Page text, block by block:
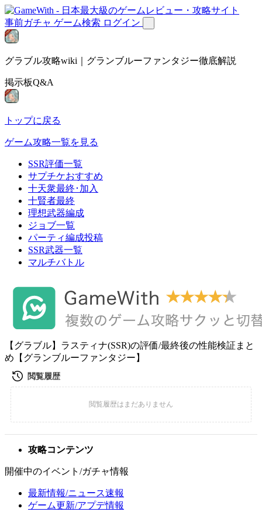
事前ガチャ ゲーム検索 ログイン
グラブル攻略wiki｜グランブルーファンタジー徹底解説
掲示板Q&A
トップに戻る
ゲーム攻略一覧を見る
SSR評価一覧
サプチケおすすめ
十天衆最終･加入
十賢者最終
理想武器編成
ジョブ一覧
パーティ編成投稿
SSR武器一覧
マルチバトル
【グラブル】ラスティナ(SSR)の評価/最終後の性能検証まと
め【グランブルーファンタジー】
攻略コンテンツ
開催中のイベント/ガチャ情報
最新情報/ニュース速報
ゲーム更新/アプデ情報